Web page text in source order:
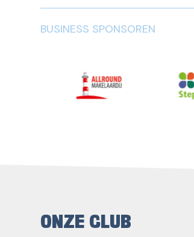
BUSINESS SPONSOREN
ONZE CLUB